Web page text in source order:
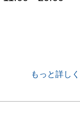
もっと詳しく